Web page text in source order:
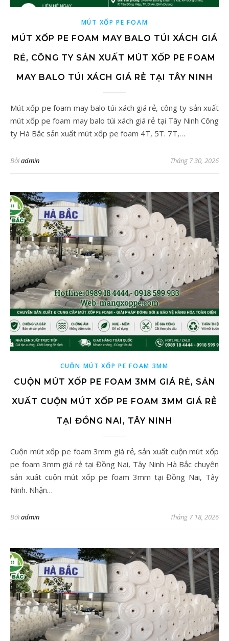
MÚT XỐP PE FOAM
MÚT XỐP PE FOAM MAY BALO TÚI XÁCH GIÁ
RẺ, CÔNG TY SẢN XUẤT MÚT XỐP PE FOAM
MAY BALO TÚI XÁCH GIÁ RẺ TẠI TÂY NINH
Mút xốp pe foam may balo túi xách giá rẻ, công ty sản xuất
mút xốp pe foam may balo túi xách giá rẻ tại Tây Ninh Công
ty Hà Bắc sản xuất mút xốp pe foam 4T, 5T. 7T,…
Bởiadmin Tháng 7 30, 2026
CUỘN MÚT XỐP PE FOAM 3MM
CUỘN MÚT XỐP PE FOAM 3MM GIÁ RẺ, SẢN
XUẤT CUỘN MÚT XỐP PE FOAM 3MM GIÁ RẺ
TẠI ĐỒNG NAI, TÂY NINH
Cuộn mút xốp pe foam 3mm giá rẻ, sản xuất cuộn mút xốp
pe foam 3mm giá rẻ tại Đồng Nai, Tây Ninh Hà Bắc chuyên
sản xuất cuộn mút xốp pe foam 3mm tại Đồng Nai, Tây
Ninh. Nhận…
Bởiadmin Tháng 7 18, 2026